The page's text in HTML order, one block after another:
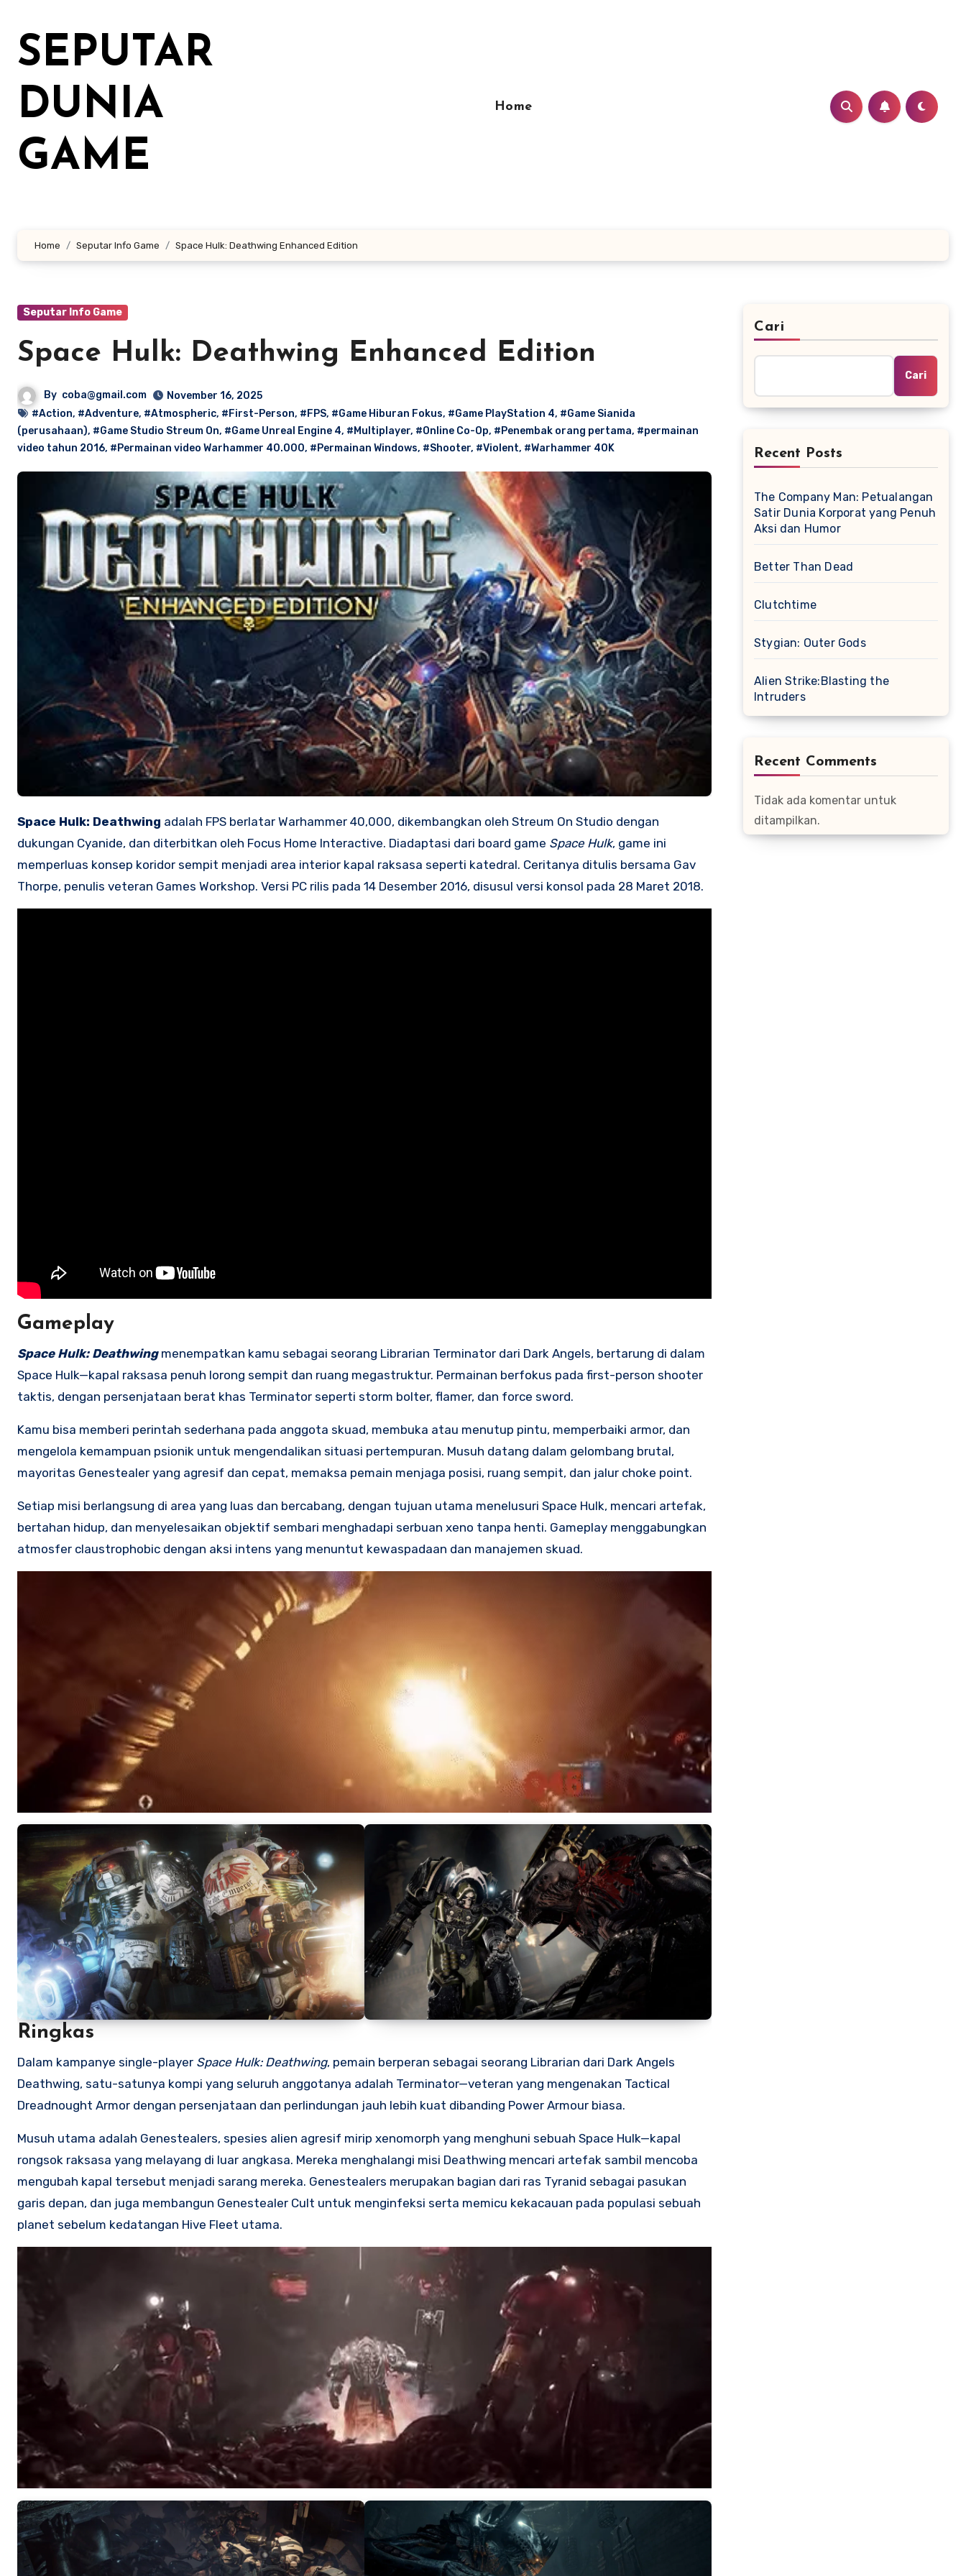
kontenSEPUTAR
DUNIA
GAME
Home
Home Seputar Info Game Space Hulk: Deathwing Enhanced Edition
Seputar Info Game
Space Hulk: Deathwing Enhanced Edition
By coba@gmail.com
November 16, 2025
#Action, #Adventure, #Atmospheric, #First-Person, #FPS, #Game Hiburan Fokus, #Game PlayStation 4, #Game Sianida
(perusahaan), #Game Studio Streum On, #Game Unreal Engine 4, #Multiplayer, #Online Co-Op, #Penembak orang pertama, #permainan
video tahun 2016, #Permainan video Warhammer 40.000, #Permainan Windows, #Shooter, #Violent, #Warhammer 40K
Space Hulk: Deathwing adalah FPS berlatar Warhammer 40,000, dikembangkan oleh Streum On Studio dengan
dukungan Cyanide, dan diterbitkan oleh Focus Home Interactive. Diadaptasi dari board game Space Hulk, game ini
memperluas konsep koridor sempit menjadi area interior kapal raksasa seperti katedral. Ceritanya ditulis bersama Gav
Thorpe, penulis veteran Games Workshop. Versi PC rilis pada 14 Desember 2016, disusul versi konsol pada 28 Maret 2018.
Gameplay
Space Hulk: Deathwingmenempatkan kamu sebagai seorang Librarian Terminator dari Dark Angels, bertarung di dalam
Space Hulk—kapal raksasa penuh lorong sempit dan ruang megastruktur. Permainan berfokus pada first-person shooter
taktis, dengan persenjataan berat khas Terminator seperti storm bolter, flamer, dan force sword.
Kamu bisa memberi perintah sederhana pada anggota skuad, membuka atau menutup pintu, memperbaiki armor, dan
mengelola kemampuan psionik untuk mengendalikan situasi pertempuran. Musuh datang dalam gelombang brutal,
mayoritas Genestealer yang agresif dan cepat, memaksa pemain menjaga posisi, ruang sempit, dan jalur choke point.
Setiap misi berlangsung di area yang luas dan bercabang, dengan tujuan utama menelusuri Space Hulk, mencari artefak,
bertahan hidup, dan menyelesaikan objektif sembari menghadapi serbuan xeno tanpa henti. Gameplay menggabungkan
atmosfer claustrophobic dengan aksi intens yang menuntut kewaspadaan dan manajemen skuad.
Ringkas
Dalam kampanye single-player Space Hulk: Deathwing, pemain berperan sebagai seorang Librarian dari Dark Angels
Deathwing, satu-satunya kompi yang seluruh anggotanya adalah Terminator—veteran yang mengenakan Tactical
Dreadnought Armor dengan persenjataan dan perlindungan jauh lebih kuat dibanding Power Armour biasa.
Musuh utama adalah Genestealers, spesies alien agresif mirip xenomorph yang menghuni sebuah Space Hulk—kapal
rongsok raksasa yang melayang di luar angkasa. Mereka menghalangi misi Deathwing mencari artefak sambil mencoba
mengubah kapal tersebut menjadi sarang mereka. Genestealers merupakan bagian dari ras Tyranid sebagai pasukan
garis depan, dan juga membangun Genestealer Cult untuk menginfeksi serta memicu kekacauan pada populasi sebuah
planet sebelum kedatangan Hive Fleet utama.
Cari
Cari
Recent Posts
The Company Man: Petualangan
Satir Dunia Korporat yang Penuh
Aksi dan Humor
Better Than Dead
Clutchtime
Stygian: Outer Gods
Alien Strike:Blasting the
Intruders
Recent Comments
Tidak ada komentar untuk
ditampilkan.